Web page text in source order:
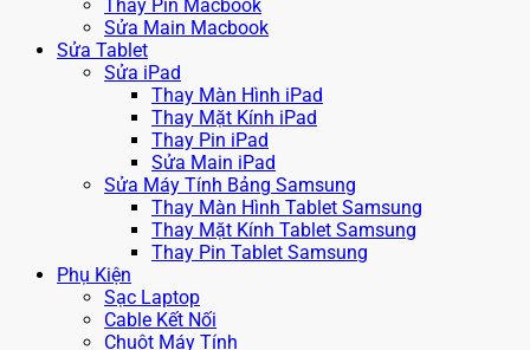
Thay Pin Macbook
Sửa Main Macbook
Sửa Tablet
Sửa iPad
Thay Màn Hình iPad
Thay Mặt Kính iPad
Thay Pin iPad
Sửa Main iPad
Sửa Máy Tính Bảng Samsung
Thay Màn Hình Tablet Samsung
Thay Mặt Kính Tablet Samsung
Thay Pin Tablet Samsung
Phụ Kiện
Sạc Laptop
Cable Kết Nối
Chuột Máy Tính